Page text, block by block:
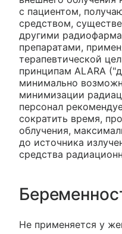
с пациентом,
средством,
другими
препаратами,
терапевтической
принципам ALARA
минимально
минимизации
персонал
сократить время,
облучения,
до источника
средства
Не применяется у